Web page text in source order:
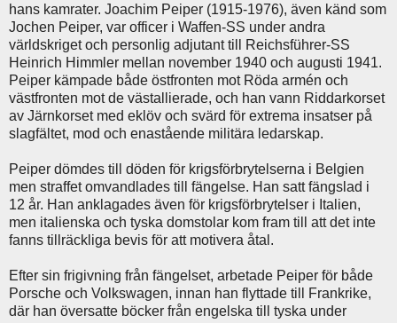
hans kamrater. Joachim Peiper (1915-1976), även känd som
Jochen Peiper, var officer i Waffen-SS under andra
världskriget och personlig adjutant till Reichsführer-SS
Heinrich Himmler mellan november 1940 och augusti 1941.
Peiper kämpade både östfronten mot Röda armén och
västfronten mot de västallierade, och han vann Riddarkorset
av Järnkorset med eklöv och svärd för extrema insatser på
slagfältet, mod och enastående militära ledarskap.
Peiper dömdes till döden för krigsförbrytelserna i Belgien
men straffet omvandlades till fängelse. Han satt fängslad i
12 år. Han anklagades även för krigsförbrytelser i Italien,
men italienska och tyska domstolar kom fram till att det inte
fanns tillräckliga bevis för att motivera åtal.
Efter sin frigivning från fängelset, arbetade Peiper för både
Porsche och Volkswagen, innan han flyttade till Frankrike,
där han översatte böcker från engelska till tyska under